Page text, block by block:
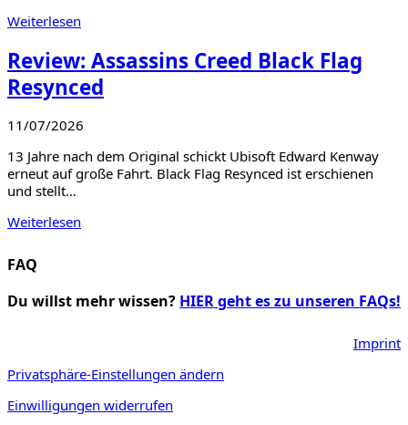
Weiterlesen
Review: Assassins Creed Black Flag
Resynced
11/07/2026
13 Jahre nach dem Original schickt Ubisoft Edward Kenway
erneut auf große Fahrt. Black Flag Resynced ist erschienen
und stellt…
Weiterlesen
FAQ
Du willst mehr wissen? HIER geht es zu unseren FAQs!
Imprint
Privatsphäre-Einstellungen ändern
Einwilligungen widerrufen